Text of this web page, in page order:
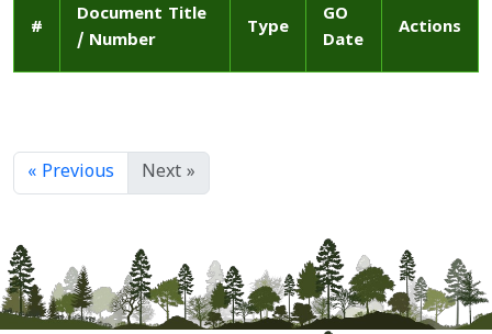
#
Document Title
/ Number
Type
GO
Date
Actions
« Previous Next »